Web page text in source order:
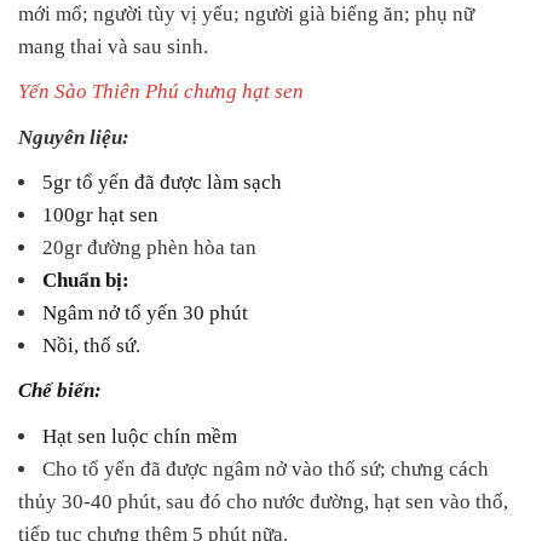
mới mổ; người tùy vị yếu; người già biếng ăn; phụ nữ
mang thai và sau sinh.
Yến Sào Thiên Phú chưng hạt sen
Nguyên liệu:
5gr tổ yến đã được làm sạch
100gr hạt sen
20gr đường phèn hòa tan
Chuẩn bị:
Ngâm nở tổ yến 30 phút
Nồi, thố sứ.
Chế biến:
Hạt sen luộc chín mềm
Cho tổ yến đã được ngâm nở vào thố sứ; chưng cách
thủy 30-40 phút, sau đó cho nước đường, hạt sen vào thố,
tiếp tục chưng thêm 5 phút nữa.